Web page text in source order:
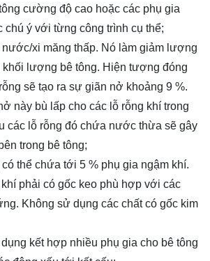
cường độ cao hoặc các phụ gia
ý với từng công trình cụ thể;
xi măng thấp. Nó làm giảm lượng
lượng bê tông. Hiện tượng đóng
sẽ tạo ra sự giãn nở khoảng 9 %.
này bù lấp cho các lỗ rỗng khí trong
các lỗ rỗng đó chứa nước thừa sẽ gây
trong bê tông;
thể chứa tới 5 % phụ gia ngậm khí.
phải có gốc keo phù hợp với các
Không sử dụng các chất có gốc kim
kết hợp nhiều phụ gia cho bê tông